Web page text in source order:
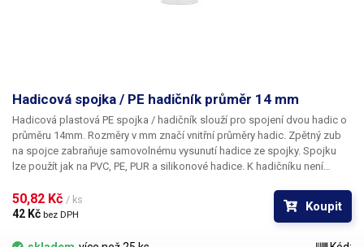
Hadicová spojka / PE hadičník průměr 14 mm
Hadicová plastová PE spojka / hadičník slouží pro spojení dvou hadic o
průměru 14mm. Rozměry v mm značí vnitřní průměry hadic. Zpětný zub
na spojce zabraňuje samovolnému vysunutí hadice ze spojky. Spojku
lze použít jak na PVC, PE, PUR a silikonové hadice. K hadičníku není
50,82 Kč / ks
42 Kč bez DPH
Koupit